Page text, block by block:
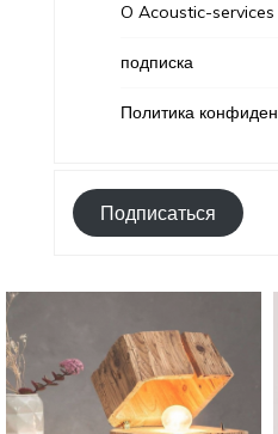
O Acoustic-services
подписка
Политика
Подписаться